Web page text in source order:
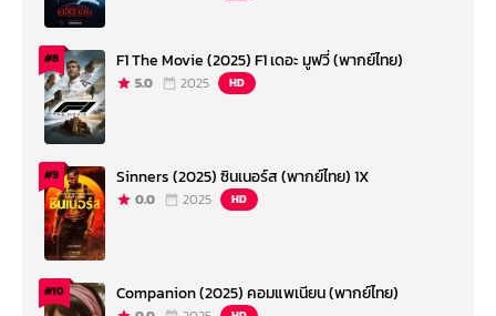
#8 F1 The Movie (2025) F1 เดอะ มูฟวี่ (พากย์ไทย)
5.0 2025 HD
#9 Sinners (2025) ซินเนอร์ส (พากย์ไทย) 1X
0.0 2025 HD
#10 Companion (2025) คอมแพเนียน (พากย์ไทย)